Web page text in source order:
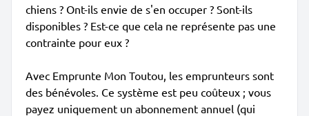
chiens ? Ont-ils envie de s'en occuper ? Sont-ils
disponibles ? Est-ce que cela ne représente pas une
contrainte pour eux ?
Avec Emprunte Mon Toutou, les emprunteurs sont
des bénévoles. Ce système est peu coûteux ; vous
payez uniquement un abonnement annuel (qui